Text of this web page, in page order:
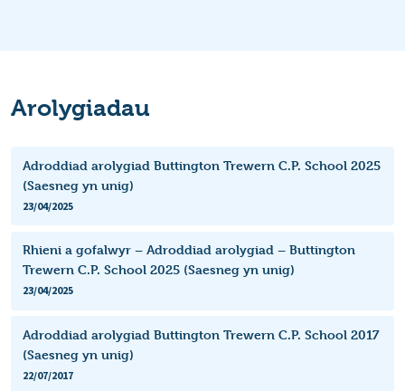
Arolygiadau
Adroddiad arolygiad Buttington Trewern C.P. School 2025
(Saesneg yn unig)
23/04/2025
Rhieni a gofalwyr – Adroddiad arolygiad – Buttington
Trewern C.P. School 2025 (Saesneg yn unig)
23/04/2025
Adroddiad arolygiad Buttington Trewern C.P. School 2017
(Saesneg yn unig)
22/07/2017